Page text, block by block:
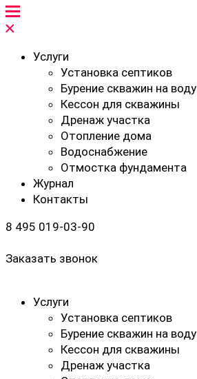
Услуги
Установка септиков
Бурение скважин на воду
Кессон для скважины
Дренаж участка
Отопление дома
Водоснабжение
Отмостка фундамента
Журнал
Контакты
8 495 019-03-90
Заказать звонок
Услуги
Установка септиков
Бурение скважин на воду
Кессон для скважины
Дренаж участка